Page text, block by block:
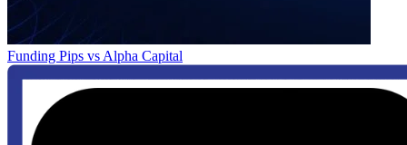
Funding Pips vs Alpha Capital